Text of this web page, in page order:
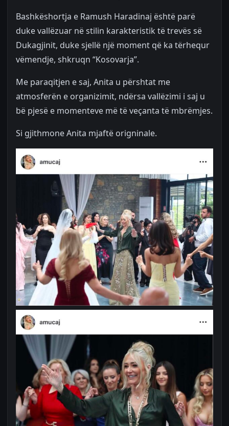
Bashkëshortja e Ramush Haradinaj është parë
duke vallëzuar në stilin karakteristik të trevës së
Dukagjinit, duke sjellë një moment që ka tërhequr
vëmendje, shkruqn “Kosovarja”.
Me paraqitjen e saj, Anita u përshtat me
atmosferën e organizimit, ndërsa vallëzimi i saj u
bë pjesë e momenteve më të veçanta të mbrëmjes.
Si gjithmone Anita mjaftë origninale.